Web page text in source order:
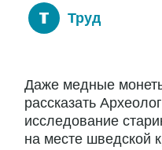
Труд
Даже медные
рассказать
исследование
на месте шведской